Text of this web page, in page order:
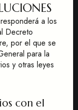
a los
Decreto
por el que se
para la
y otras leyes
con el